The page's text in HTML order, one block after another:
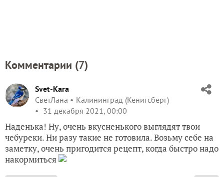
Комментарии (7)
Svet-Kara
СветЛана
Калининград (Кенигсберг)
31 декабря 2021, 00:00
Наденька! Ну, очень вкусненького выглядят твои
чебуреки. Ни разу такие не готовила. Возьму себе на
заметку, очень пригодится рецепт, когда быстро надо
накормиться